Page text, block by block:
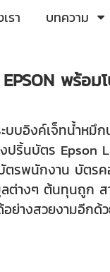
รา บทความ
พร้อ
บอิงค์เจ็ทน้ำหมึ
ริ้นบัตร Epson
ตรพนักงาน บัตร
างๆ ต้นทุนถูก ส
ย่างสวยงามอีกด้